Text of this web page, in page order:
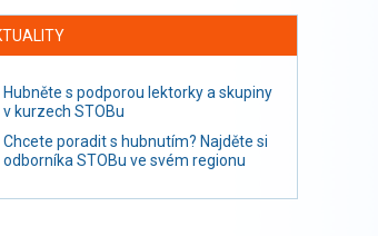
Hubněte s podporou lektorky a skupiny
v kurzech STOBu
Chcete poradit s hubnutím? Najděte si
odborníka STOBu ve svém regionu